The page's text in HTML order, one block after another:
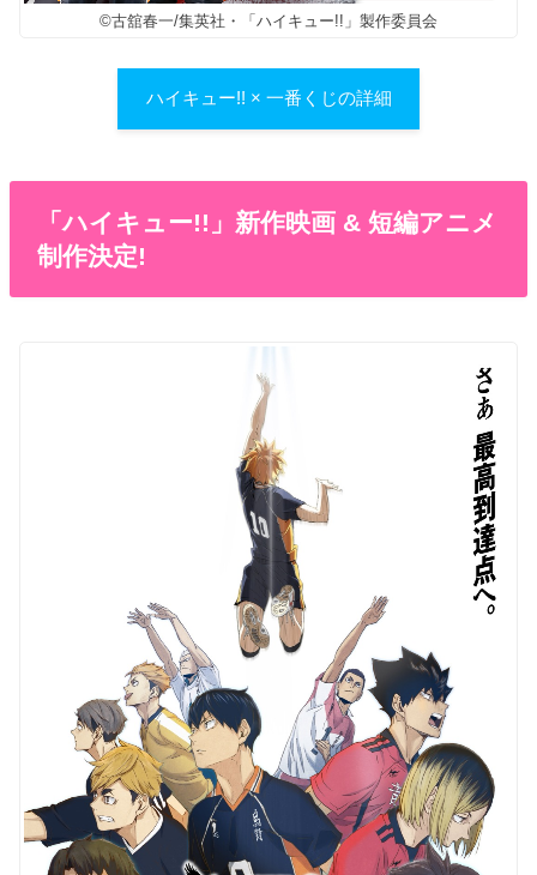
©古舘春一/集英社・「ハイキュー!!」製作委員会
ハイキュー!! × 一番くじの詳細
「ハイキュー!!」新作映画 & 短編アニメ
制作決定!